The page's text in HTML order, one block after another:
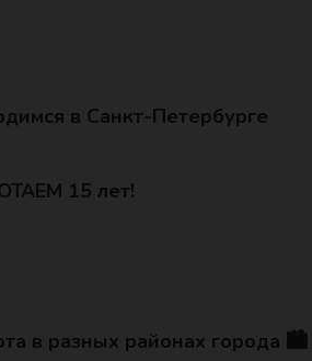
в Санкт-Петербурге
15 лет!
в разных районах города 🏙️